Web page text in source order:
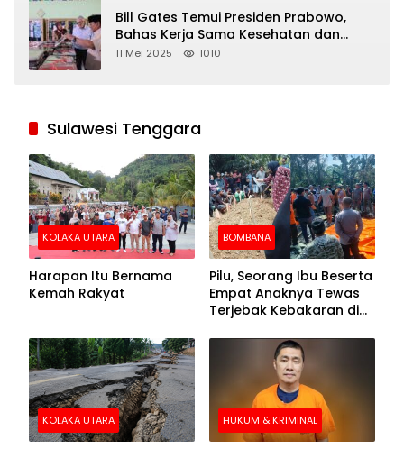
Bill Gates Temui Presiden Prabowo,
Bahas Kerja Sama Kesehatan dan
Program Makan Bergizi Gratis
11 Mei 2025 1010
Sulawesi Tenggara
KOLAKA UTARA
Harapan Itu Bernama
Kemah Rakyat
BOMBANA
Pilu, Seorang Ibu Beserta
Empat Anaknya Tewas
Terjebak Kebakaran di
KOLAKA UTARA HUKUM & KRIMINAL